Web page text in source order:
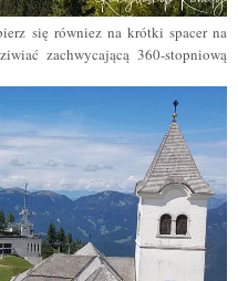
się równiez na krótki spacer na
zachwycającą 360-stopniową